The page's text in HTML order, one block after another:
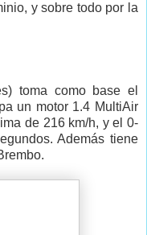
y sobre todo por la
toma como base el
un motor 1.4 MultiAir
de 216 km/h, y el 0-
Además tiene